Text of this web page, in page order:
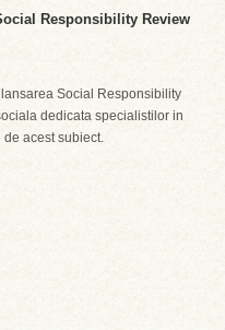
Responsibility Review
Social Responsibility
dedicata specialistilor in
acest subiect.